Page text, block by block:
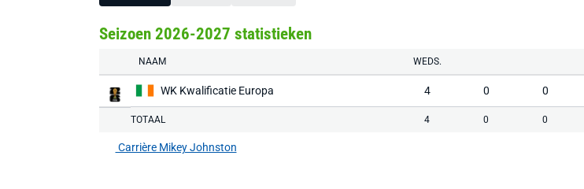
Seizoen 2026-2027 statistieken
NAAM WEDS.
WK Kwalificatie Europa 4 0 0
TOTAAL 4 0 0
Carrière Mikey Johnston